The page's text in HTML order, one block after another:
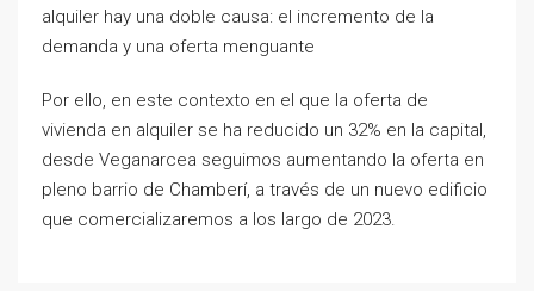
alquiler hay una doble causa: el incremento de la
demanda y una oferta menguante
Por ello, en este contexto en el que la oferta de
vivienda en alquiler se ha reducido un 32% en la capital,
desde Veganarcea seguimos aumentando la oferta en
pleno barrio de Chamberí, a través de un nuevo edificio
que comercializaremos a los largo de 2023.